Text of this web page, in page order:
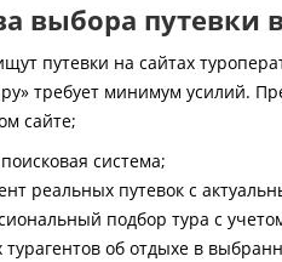
выбора путевки
путевки на сайтах
требует минимум усилий.
сайте;
система;
реальных путевок с
подбор тура с
об отдыхе в